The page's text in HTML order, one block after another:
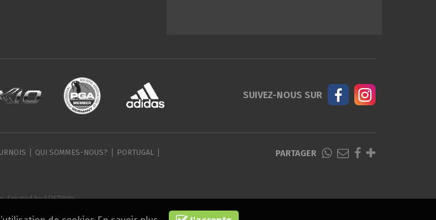
SUIVEZ-NOUS SUR
QUI SOMMES-NOUS?
PORTUGAL
PARTAGER
Created bySOFTWAY.